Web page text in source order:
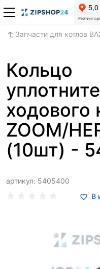
Запчасти для котлов
Кольцо
ходового
ZOOM/
(10шт) -
артикул: 5405400
В